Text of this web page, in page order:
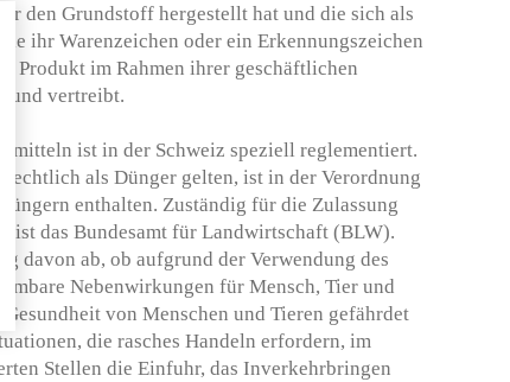
den Grundstoff hergestellt hat und die sich als
ihr Warenzeichen oder ein Erkennungszeichen
Produkt im Rahmen ihrer geschäftlichen
und vertreibt.
ist in der Schweiz speziell reglementiert.
als Dünger gelten, ist in der Verordnung
enthalten. Zuständig für die Zulassung
ist das Bundesamt für Landwirtschaft (BLW).
davon ab, ob aufgrund der Verwendung des
Nebenwirkungen für Mensch, Tier und
von Menschen und Tieren gefährdet
die rasches Handeln erfordern, im
Stellen die Einfuhr, das Inverkehrbringen